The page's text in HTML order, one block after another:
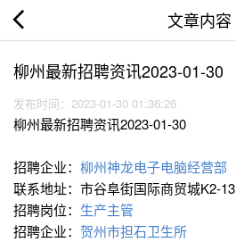
文章内容
柳州最新招聘资讯2023-01-30
发布时间：2023-01-30 01:36:26
柳州最新招聘资讯2023-01-30
招聘企业： 柳州神龙电子电脑经营部
联系地址：市谷阜街国际商贸城K2-13
招聘岗位： 生产主管
招聘企业： 贺州市担石卫生所